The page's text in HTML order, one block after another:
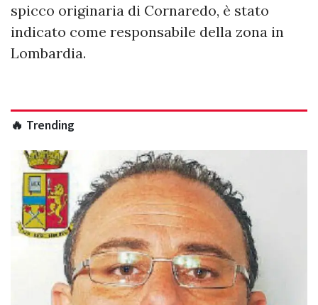
spicco originaria di Cornaredo, è stato
indicato come responsabile della zona in
Lombardia.
🔥 Trending